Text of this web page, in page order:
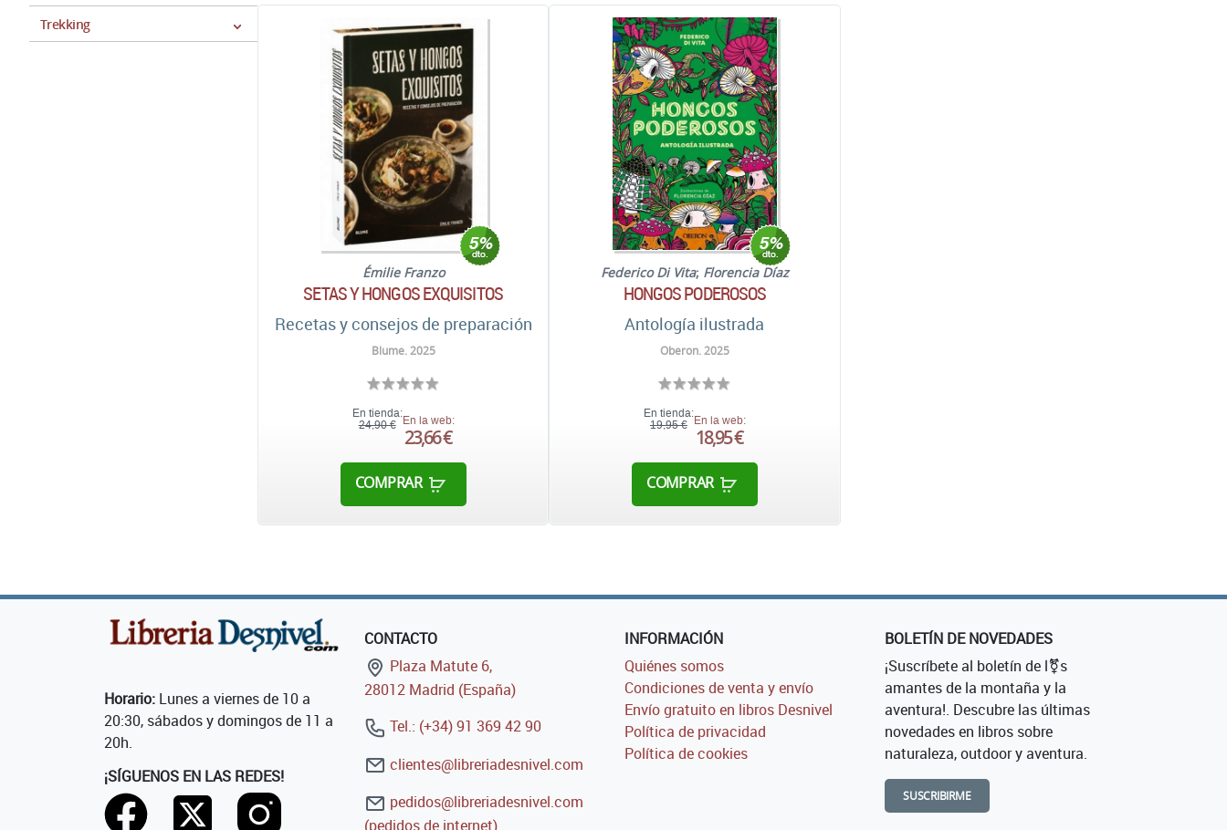
Trekking
Émilie Franzo
SETAS Y HONGOS EXQUISITOS
Recetas y consejos de preparación
Blume. 2025
En tienda:
24,90 € En la web:
23,66 €
COMPRAR
Federico Di Vita; Florencia Díaz
HONGOS PODEROSOS
Antología ilustrada
Oberon. 2025
En tienda:
19,95 € En la web:
18,95 €
COMPRAR
Horario: Lunes a viernes de 10 a
20:30, sábados y domingos de 11 a
20h.
¡SÍGUENOS EN LAS REDES!
CONTACTO
Plaza Matute 6,
28012 Madrid (España)
Tel.: (+34) 91 369 42 90
clientes@libreriadesnivel.com
pedidos@libreriadesnivel.com
(pedidos de internet)
INFORMACIÓN
Quiénes somos
Condiciones de venta y envío
Envío gratuito en libros Desnivel
Política de privacidad
Política de cookies
BOLETÍN DE NOVEDADES
¡Suscríbete al boletín de l⚧s
amantes de la montaña y la
aventura!. Descubre las últimas
novedades en libros sobre
naturaleza, outdoor y aventura.
SUSCRIBIRME